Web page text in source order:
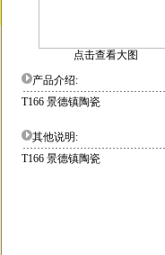
点击查看大图
产品介绍:
T166 景德镇陶瓷
其他说明:
T166 景德镇陶瓷